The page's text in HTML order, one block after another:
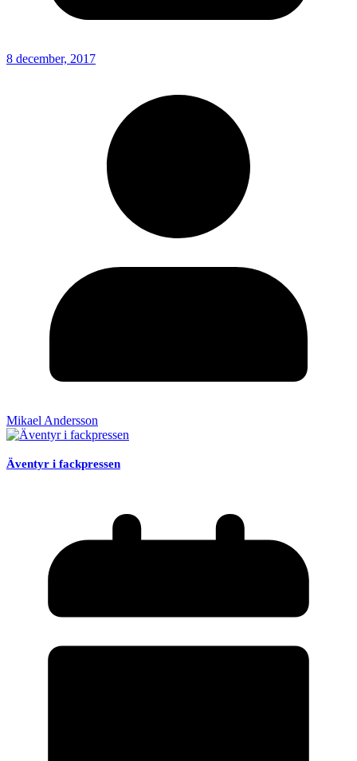
8 december, 2017
Mikael Andersson
Äventyr i fackpressen